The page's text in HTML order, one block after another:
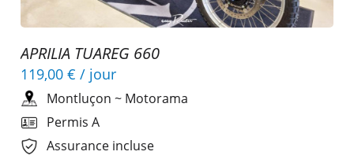
APRILIA TUAREG 660
119,00 € / jour
Montluçon ~ Motorama
Permis A
Assurance incluse